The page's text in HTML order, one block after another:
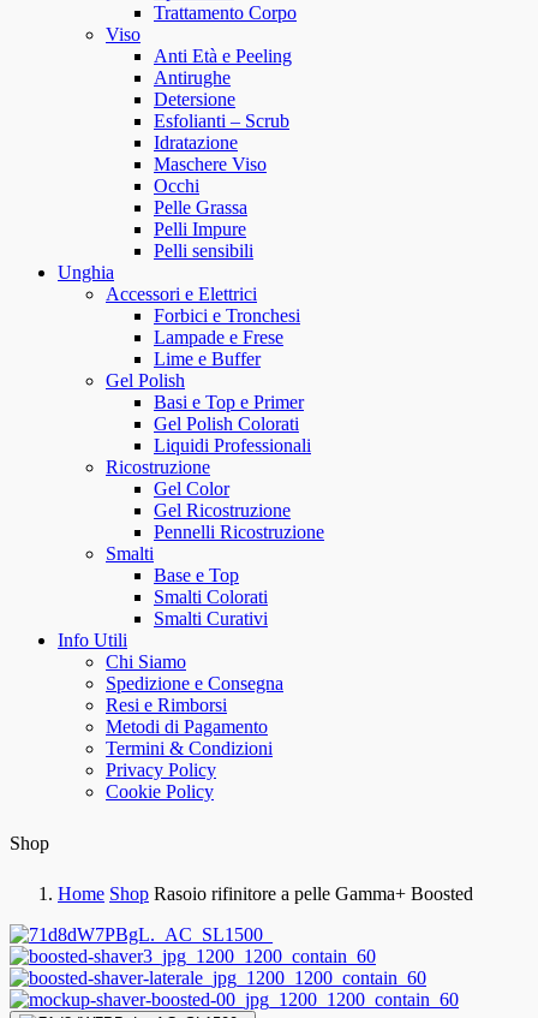
Trattamento Corpo
Viso
Anti Età e Peeling
Antirughe
Detersione
Esfolianti – Scrub
Idratazione
Maschere Viso
Occhi
Pelle Grassa
Pelli Impure
Pelli sensibili
Unghia
Accessori e Elettrici
Forbici e Tronchesi
Lampade e Frese
Lime e Buffer
Gel Polish
Basi e Top e Primer
Gel Polish Colorati
Liquidi Professionali
Ricostruzione
Gel Color
Gel Ricostruzione
Pennelli Ricostruzione
Smalti
Base e Top
Smalti Colorati
Smalti Curativi
Info Utili
Chi Siamo
Spedizione e Consegna
Resi e Rimborsi
Metodi di Pagamento
Termini & Condizioni
Privacy Policy
Cookie Policy
Shop
Home Shop Rasoio rifinitore a pelle Gamma+ Boosted